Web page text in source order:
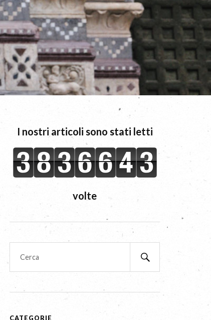
I nostri articoli sono stati letti
volte
CATEGORIE